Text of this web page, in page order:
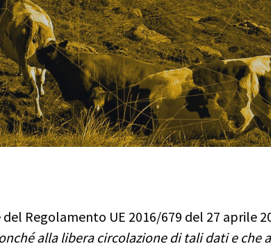
del Regolamento UE 2016/679 del 27 aprile
alla libera circolazione di tali dati e che